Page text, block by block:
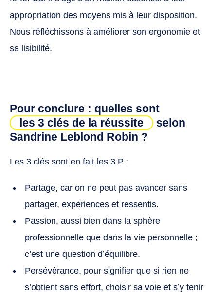
appropriation des moyens mis à leur disposition.
Nous réfléchissons à améliorer son ergonomie et
sa lisibilité.
Pour conclure : quelles sont
les 3 clés de la réussite
selon
Sandrine Leblond Robin ?
Les 3 clés sont en fait les 3 P :
Partage, car on ne peut pas avancer sans
partager, expériences et ressentis.
Passion, aussi bien dans la sphère
professionnelle que dans la vie personnelle ;
c’est une question d’équilibre.
Persévérance, pour signifier que si rien ne
s’obtient sans effort, choisir sa voie et s’y tenir